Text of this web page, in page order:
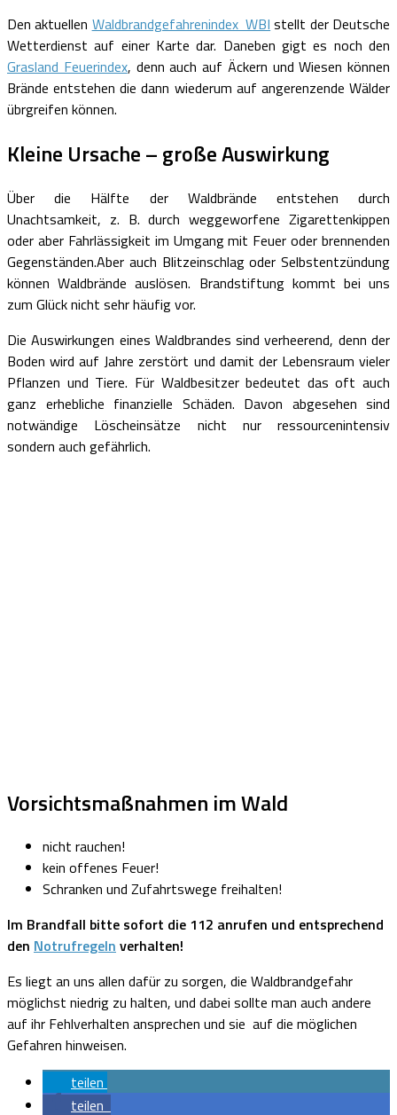
Den aktuellen Waldbrandgefahrenindex WBI stellt der Deutsche
Wetterdienst auf einer Karte dar. Daneben gigt es noch den
Grasland Feuerindex, denn auch auf Äckern und Wiesen können
Brände entstehen die dann wiederum auf angerenzende Wälder
übrgreifen können.
Kleine Ursache – große Auswirkung
Über die Hälfte der Waldbrände entstehen durch
Unachtsamkeit, z. B. durch weggeworfene Zigarettenkippen
oder aber Fahrlässigkeit im Umgang mit Feuer oder brennenden
Gegenständen.Aber auch Blitzeinschlag oder Selbstentzündung
können Waldbrände auslösen. Brandstiftung kommt bei uns
zum Glück nicht sehr häufig vor.
Die Auswirkungen eines Waldbrandes sind verheerend, denn der
Boden wird auf Jahre zerstört und damit der Lebensraum vieler
Pflanzen und Tiere. Für Waldbesitzer bedeutet das oft auch
ganz erhebliche finanzielle Schäden. Davon abgesehen sind
notwändige Löscheinsätze nicht nur ressourcenintensiv
sondern auch gefährlich.
Vorsichtsmaßnahmen im Wald
nicht rauchen!
kein offenes Feuer!
Schranken und Zufahrtswege freihalten!
Im Brandfall bitte sofort die 112 anrufen und entsprechend
den Notrufregeln verhalten!
Es liegt an uns allen dafür zu sorgen, die Waldbrandgefahr
möglichst niedrig zu halten, und dabei sollte man auch andere
auf ihr Fehlverhalten ansprechen und sie auf die möglichen
Gefahren hinweisen.
teilen
teilen